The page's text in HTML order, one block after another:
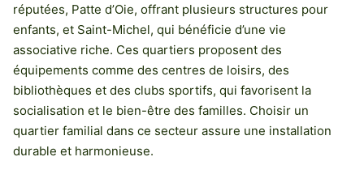
réputées, Patte d’Oie, offrant plusieurs structures pour
enfants, et Saint-Michel, qui bénéficie d’une vie
associative riche. Ces quartiers proposent des
équipements comme des centres de loisirs, des
bibliothèques et des clubs sportifs, qui favorisent la
socialisation et le bien-être des familles. Choisir un
quartier familial dans ce secteur assure une installation
durable et harmonieuse.